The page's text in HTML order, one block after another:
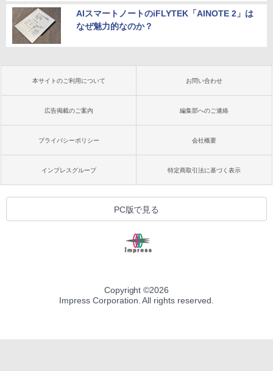
AIスマートノートのiFLYTEK「AINOTE 2」は
なぜ魅力的なのか？
本サイトのご利用について お問い合わせ
広告掲載のご案内 編集部へのご連絡
プライバシーポリシー 会社概要
インプレスグループ 特定商取引法に基づく表示
PC版で見る
Copyright ©2026
Impress Corporation. All rights reserved.